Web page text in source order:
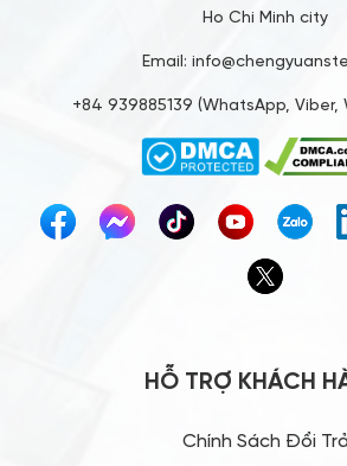
Ho Chi Minh city
Email:
+84 939885139 (WhatsApp, Viber,
HỖ TRỢ KHÁCH
Chính Sách Đổi Trả